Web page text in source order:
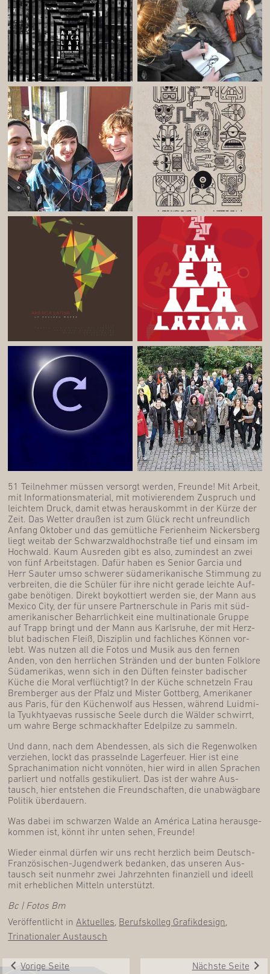
51 Teil­neh­mer müs­sen ver­sorgt wer­den, Freun­de! Mit Arbeit,
mit Infor­ma­ti­ons­ma­te­ri­al, mit moti­vie­ren­dem Zuspruch und
leich­tem Druck, damit etwas her­aus­kommt in der Kür­ze der
Zeit. Das Wet­ter drau­ßen ist zum Glück recht unfreund­lich
Anfang Okto­ber und das gemüt­li­che Feri­en­heim Nickers­berg
liegt weit­ab der Schwarz­wald­hoch­stra­ße tief und ein­sam im
Hoch­wald. Kaum Aus­re­den gibt es also, zumin­dest an zwei
von fünf Arbeits­ta­gen. Dafür haben es Seni­or Gar­cia und
Herr Sau­ter umso schwe­rer süd­ame­ri­ka­ni­sche Stim­mung zu
ver­brei­ten, die die Schü­ler für ihre nicht gera­de leich­te Auf­
ga­be benö­ti­gen. Direkt boy­kot­tiert wer­den sie, der Mann aus
Mexi­co City, der für unse­re Part­ner­schu­le in Paris mit süd­
ame­ri­ka­ni­scher Beharr­lich­keit eine mul­ti­na­tio­na­le Grup­pe
auf Trapp bringt und der Mann aus Karls­ru­he, der mit Herz­
blut badi­schen Fleiß, Dis­zi­plin und fach­li­ches Kön­nen vor­
lebt. Was nut­zen all die Fotos und Musik aus den fer­nen
Anden, von den herr­li­chen Strän­den und der bun­ten Folk­lo­re
Süd­ame­ri­kas, wenn sich in den Düf­ten feins­ter badi­scher
Küche die Moral ver­flüch­tigt? In der Küche schnet­zeln Frau
Brem­ber­ger aus der Pfalz und Mis­ter Gott­berg, Ame­ri­ka­ner
aus Paris, für den Küchen­wolf aus Hes­sen, wäh­rend Luid­mi­
la Tyukhtyae­vas rus­si­sche See­le durch die Wäl­der schwirrt,
um wah­re Ber­ge schmack­haf­ter Edel­pil­ze zu sammeln.
Und dann, nach dem Abend­essen, als sich die Regen­wol­ken
ver­zie­hen, lockt das pras­seln­de Lager­feu­er. Hier ist eine
Sprach­ani­ma­ti­on nicht von­nö­ten, hier wird in allen Spra­chen
par­liert und not­falls ges­ti­ku­liert. Das ist der wah­re Aus­
tausch, hier ent­ste­hen die Freund­schaf­ten, die unab­wäg­ba­re
Poli­tik überdauern.
Was dabei im schwar­zen Wal­de an Amé­ri­ca Lati­na her­aus­ge­
kom­men ist, könnt ihr unten sehen, Freunde!
Wie­der ein­mal dür­fen wir uns recht herz­lich beim Deutsch-
Fran­zö­si­schen-Jugend­werk bedan­ken, das unse­ren Aus­
tausch seit nun­mehr zwei Jahr­zehn­ten finan­zi­ell und ideell
mit erheb­li­chen Mit­teln unterstützt.
Bc | Fotos Bm
Veröffentlicht in Aktuelles Berufskolleg Grafikdesign
Trinationaler Austausch
Vorige Seite Nächste Seite